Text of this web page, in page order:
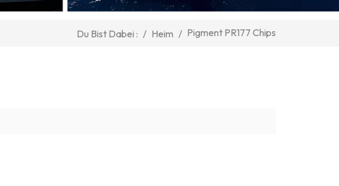
Du Bist Dabei : / Heim / Pigment PR177 Chips